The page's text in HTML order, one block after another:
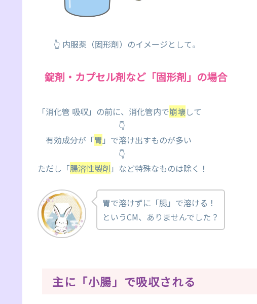
👆 内服薬（固形剤）のイメージとして。
錠剤・カプセル剤など「固形剤」の場合
「消化管 吸収」の前に、消化管内で崩壊して
👇
有効成分が「胃 」で溶け出すものが多い
👇
ただし「腸溶性製剤 」など特殊なものは除く！
胃で溶けずに「腸」で溶ける！
というCM、ありませんでした？
主に「小腸」で吸収される